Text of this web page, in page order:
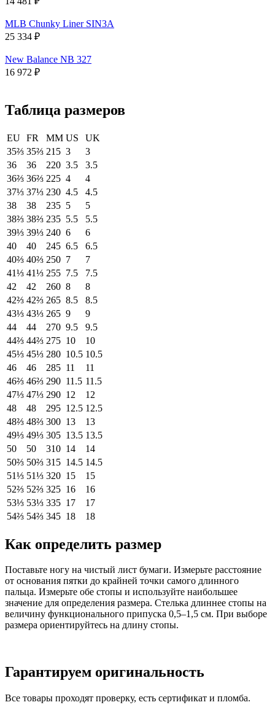
MLB Chunky Liner SIN3A
25 334 ₽
New Balance NB 327
16 972 ₽
Таблица размеров
EU FR MM US
UK
35⅔ 35⅔ 215 3
3
36
36 220 3.5
3.5
36⅔ 36⅔ 225 4
4
37⅓ 37⅓ 230 4.5
4.5
38
38 235 5
5
38⅔ 38⅔ 235 5.5
5.5
39⅓ 39⅓ 240 6
6
40
40 245 6.5
6.5
40⅔ 40⅔ 250 7
7
41⅓ 41⅓ 255 7.5
7.5
42
42 260 8
8
42⅔ 42⅔ 265 8.5
8.5
43⅓ 43⅓ 265 9
9
44
44 270 9.5
9.5
44⅔ 44⅔ 275 10
10
45⅓ 45⅓ 280 10.5 10.5
46
46 285 11
11
46⅔ 46⅔ 290 11.5 11.5
47⅓ 47⅓ 290 12
12
48
48 295 12.5 12.5
48⅔ 48⅔ 300 13
13
49⅓ 49⅓ 305 13.5 13.5
50
50 310 14
14
50⅔ 50⅔ 315 14.5 14.5
51⅓ 51⅓ 320 15
15
52⅔ 52⅔ 325 16
16
53⅓ 53⅓ 335 17
17
54⅔ 54⅔ 345 18 18
Как определить размер
Поставьте ногу на чистый лист бумаги. Измерьте расстояние
от основания пятки до крайней точки самого длинного
пальца. Измерьте обе стопы и используйте наибольшее
значение для определения размера. Стелька длиннее стопы на
величину функционального припуска 0,5–1,5 см. При выборе
размера ориентируйтесь на длину стопы.
Гарантируем оригинальность
Все товары проходят проверку, есть сертификат и пломба.